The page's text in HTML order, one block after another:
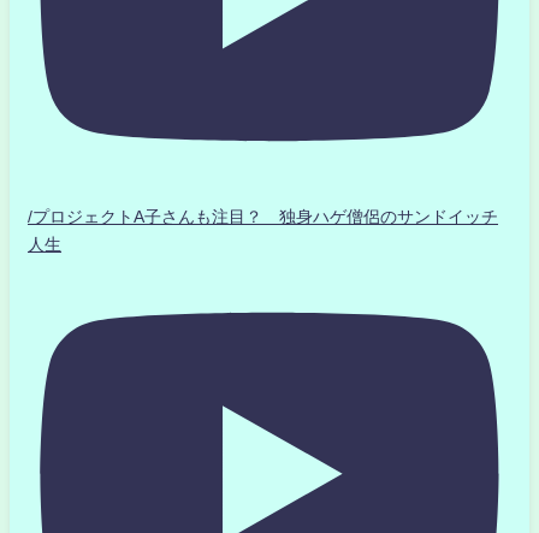
/プロジェクトA子さんも注目？ 独身ハゲ僧侶のサンドイッチ
人生